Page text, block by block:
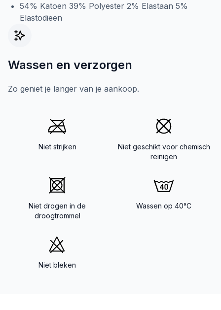
54% Katoen 39% Polyester 2% Elastaan 5%
Elastodieen
Wassen en verzorgen
Zo geniet je langer van je aankoop.
Niet strijken
Niet geschikt voor chemisch
reinigen
Niet drogen in de
droogtrommel
Wassen op 40°C
Niet bleken